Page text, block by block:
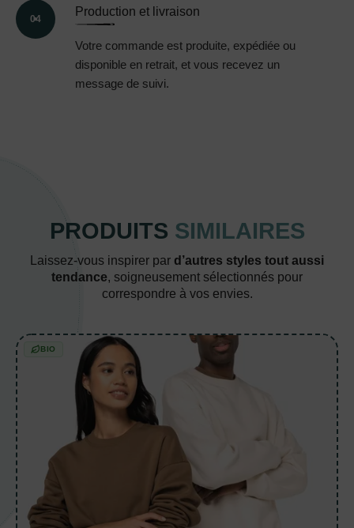
04
Production et livraison
Votre commande est produite, expédiée ou
disponible en retrait, et vous recevez un
message de suivi.
PRODUITS SIMILAIRES
Laissez-vous inspirer par d’autres styles tout aussi
tendance, soigneusement sélectionnés pour
correspondre à vos envies.
BIO